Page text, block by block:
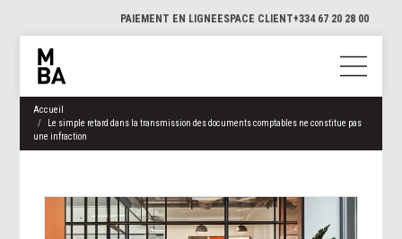
PAIEMENT EN LIGNEESPACE CLIENT+334 67 20 28 00
Accueil
Le simple retard dans la transmission des documents comptables ne constitue pas
une infraction